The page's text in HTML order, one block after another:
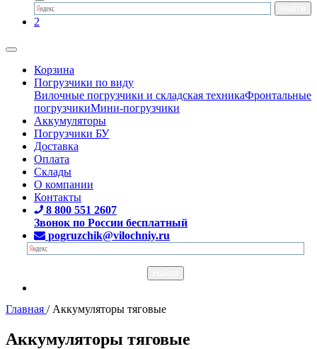
2
Корзина
Погрузчики по виду
Вилочные погрузчики и складская техникаФронтальные
погрузчикиМини-погрузчики
Аккумуляторы
Погрузчики БУ
Доставка
Оплата
Склады
О компании
Контакты
8 800 551 2607
Звонок по России бесплатный
pogruzchik@vilochniy.ru
Главная / Аккумуляторы тяговые
Аккумуляторы тяговые